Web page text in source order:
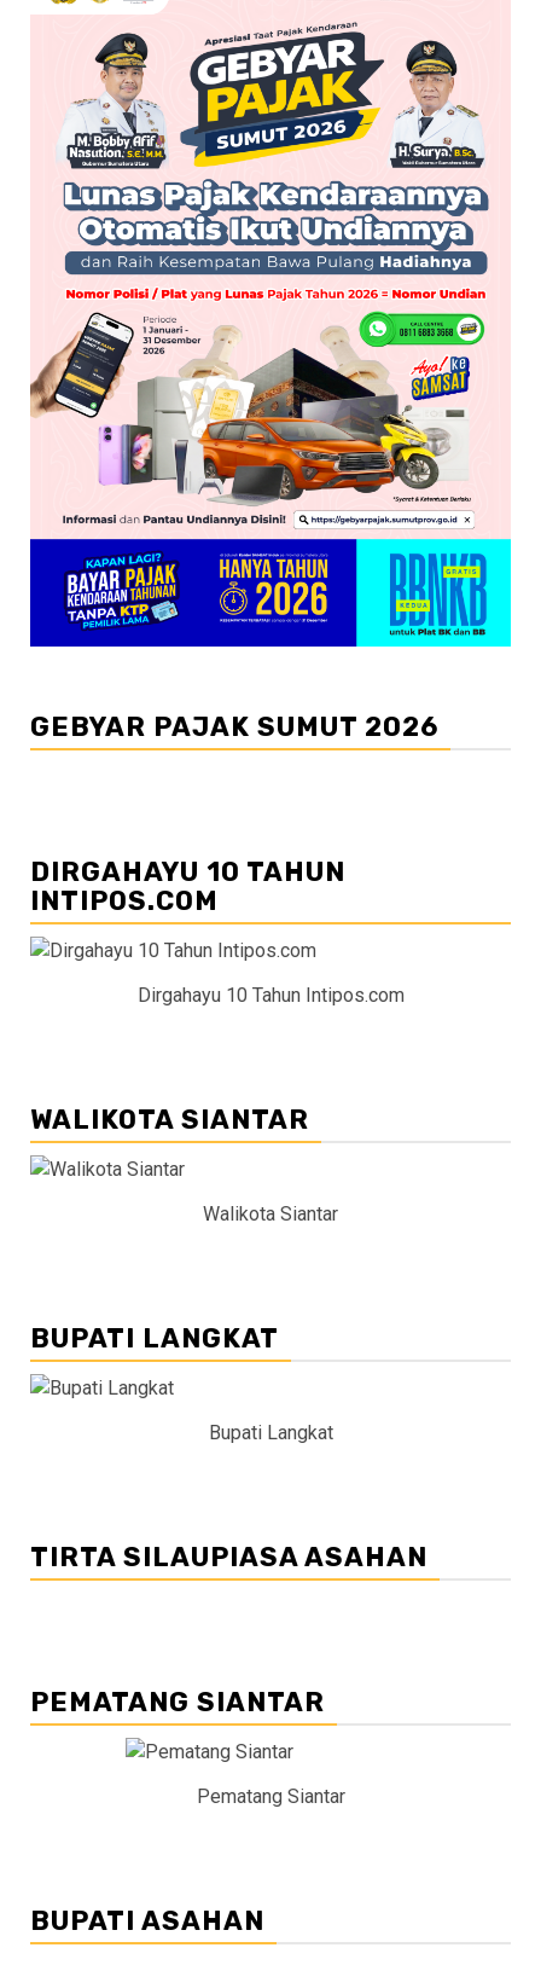
GEBYAR PAJAK SUMUT 2026
DIRGAHAYU 10 TAHUN
INTIPOS.COM
Dirgahayu 10 Tahun Intipos.com
WALIKOTA SIANTAR
Walikota Siantar
BUPATI LANGKAT
Bupati Langkat
TIRTA SILAUPIASA ASAHAN
PEMATANG SIANTAR
Pematang Siantar
BUPATI ASAHAN